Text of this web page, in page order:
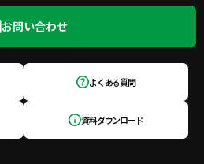
お問い合わせ
よくある質問
資料ダウンロード